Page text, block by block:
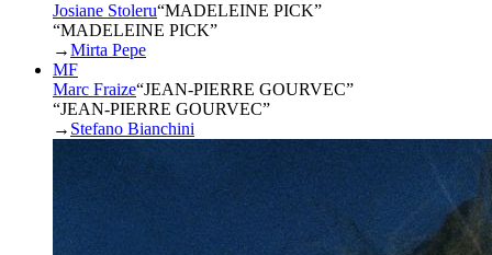
Josiane Stoleru“MADELEINE PICK”
“MADELEINE PICK”
→Mirta Pepe
MF
Marc Fraize“JEAN-PIERRE GOURVEC”
“JEAN-PIERRE GOURVEC”
→ Stefano Bianchini